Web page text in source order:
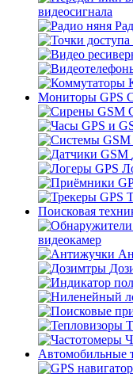
видеосигнала
Мониторы GPS
Поисковая
видеокамер
Автомобильные